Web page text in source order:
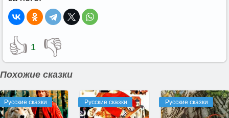
👍 1 👎
Похожие сказки
Русские сказки Русские сказки Русские сказки